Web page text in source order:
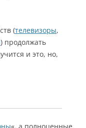
(телевизоры,
) продолжать
и это, но,